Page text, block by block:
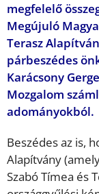
megfelelő
Megújuló
Terasz
párbeszédes
Karácsony
Mozgalom
adományokból.
Beszédes az is,
Alapítvány
Szabó Tímea és